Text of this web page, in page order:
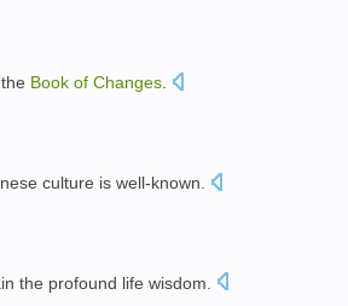
the Book of Changes
culture is well-known
the profound life wisdom